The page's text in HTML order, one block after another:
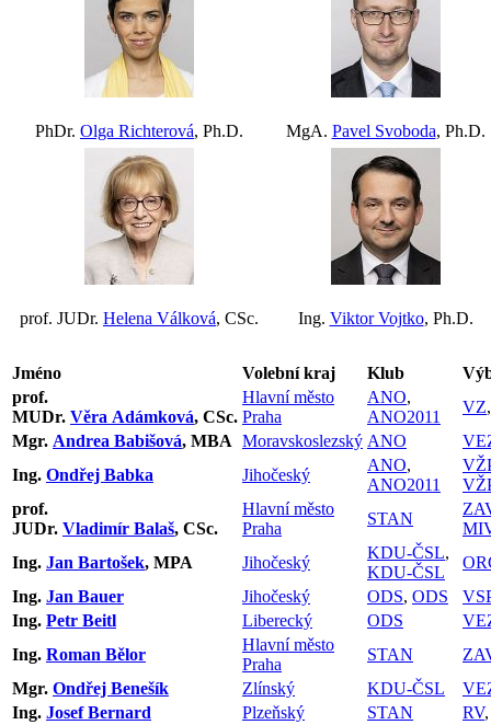
PhDr. Olga Richterová, Ph.D. MgA. Pavel Svoboda, Ph.D.
prof. JUDr. Helena Válková, CSc. Ing. Viktor Vojtko, Ph.D.
Jméno Volební kraj Klub
prof.
MUDr. Věra Adámková, CSc.
Hlavní město
Praha
ANO,
ANO2011
VZ
Mgr. Andrea Babišová, MBA Moravskoslezský ANO
Ing. Ondřej Babka Jihočeský
ANO,
ANO2011
prof.
JUDr. Vladimír Balaš, CSc.
Hlavní město
Praha
STAN
Ing. Jan Bartošek, MPA Jihočeský
KDU-ČSL,
KDU-ČSL
Ing. Jan Bauer Jihočeský ODS, ODS
Ing. Petr Beitl Liberecký ODS
Ing. Roman Bělor
Hlavní město
Praha
STAN
Mgr. Ondřej Benešík Zlínský KDU-ČSL
Ing. Josef Bernard Plzeňský STAN RV